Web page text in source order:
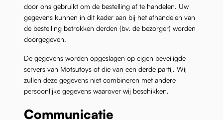
door ons gebruikt om de bestelling af te handelen. Uw
gegevens kunnen in dit kader aan bij het afhandelen van
de bestelling betrokken derden (bv. de bezorger) worden
doorgegeven.
De gegevens worden opgeslagen op eigen beveiligde
servers van Motsutoys of die van een derde partij. Wij
zullen deze gegevens niet combineren met andere
persoonlijke gegevens waarover wij beschikken.
Communicatie